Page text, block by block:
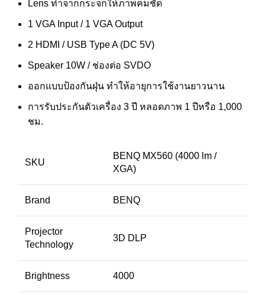
Lens ทำจากกระจกให้ภาพคมชัด
1 VGA Input / 1 VGA Output
2 HDMI / USB Type A (DC 5V)
Speaker 10W / ช่องต่อ SVDO
ออกแบบป้องกันฝุ่น ทำให้อายุการใช้งานยาวนาน
การรับประกันตัวเครื่อง 3 ปี หลอดภาพ 1 ปีหรือ 1,000
ชม.
SKU
BENQ MX560 (4000 lm /
XGA)
Brand BENQ
Projector
Technology
3D DLP
Brightness 4000